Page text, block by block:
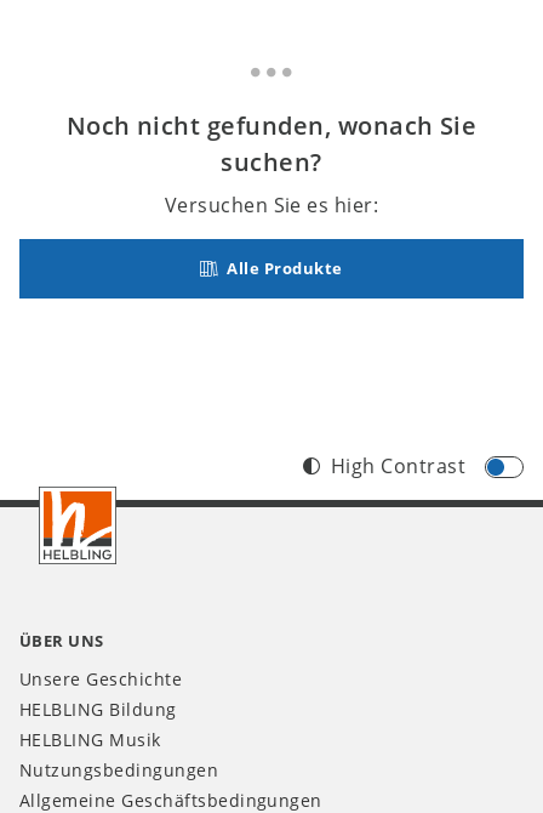
Noch nicht gefunden, wonach Sie
suchen?
Versuchen Sie es hier:
Alle Produkte
Footer
CH
High Contrast
ÜBER UNS
Unsere Geschichte
HELBLING Bildung
HELBLING Musik
Nutzungsbedingungen
Allgemeine Geschäftsbedingungen